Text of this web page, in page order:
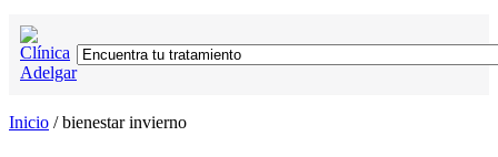
Inicio /bienestar invierno